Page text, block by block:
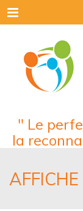
Menu
" Le
la